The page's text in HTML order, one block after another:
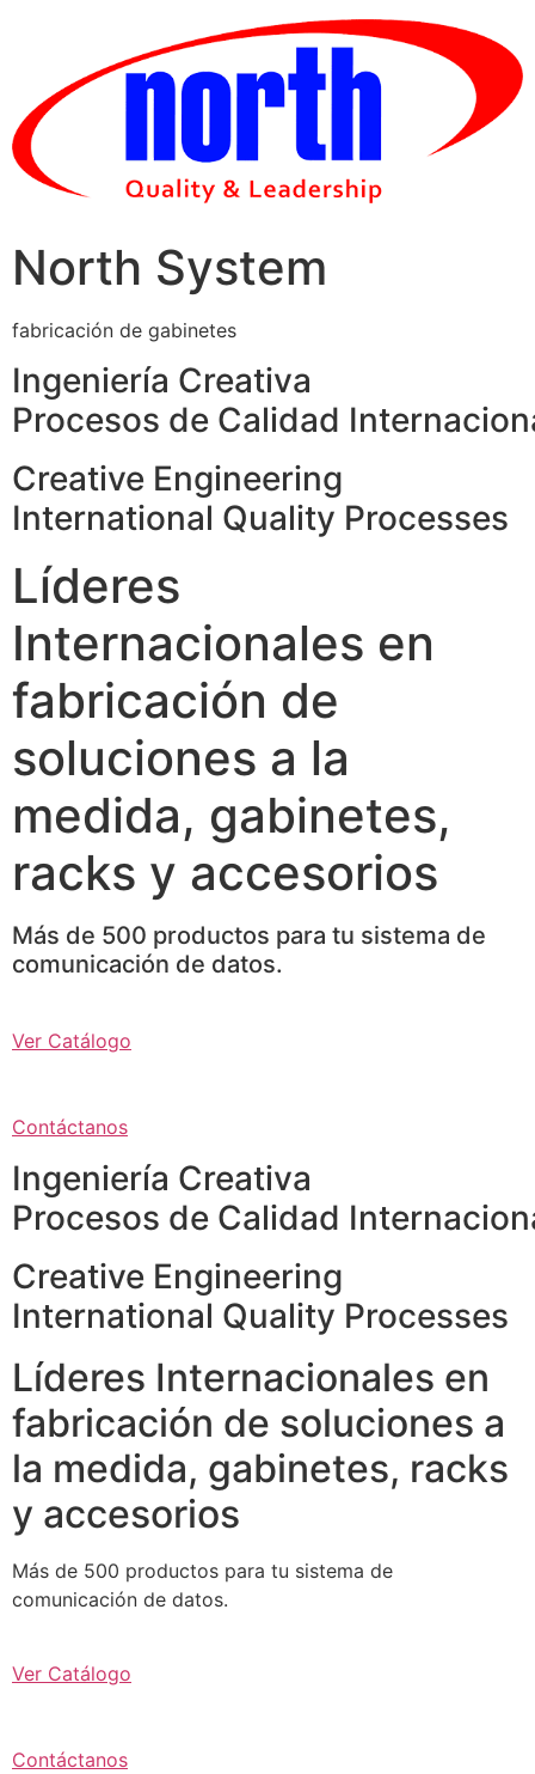
North System
fabricación de gabinetes
Ingeniería Creativa
Procesos de Calidad
Creative Engineering
International Quality Processes
Líderes
Internacionales en
fabricación de
soluciones a la
medida, gabinetes,
racks y accesorios
Más de 500 productos para tu sistema de
comunicación de datos.
Ver Catálogo
Contáctanos
Ingeniería Creativa
Procesos de Calidad
Creative Engineering
International Quality Processes
Líderes Internacionales en
fabricación de soluciones a
la medida, gabinetes, racks
y accesorios
Más de 500 productos para tu sistema de
comunicación de datos.
Ver Catálogo
Contáctanos